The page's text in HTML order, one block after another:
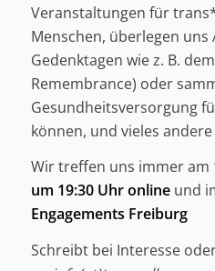
Veranstaltungen für
Menschen, überlegen uns
Gedenktagen wie z. B.
Remembrance) oder
Gesundheitsversorgung
können, und vieles
Wir treffen uns immer am
um 19:30 Uhr onlineund
Engagements Freiburg
Schreibt bei Interesse